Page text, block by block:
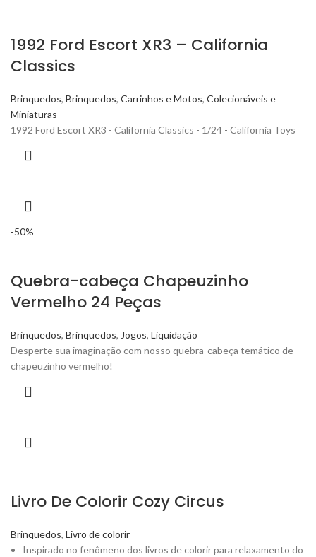
1992 Ford Escort XR3 – California
Classics
Brinquedos, Brinquedos, Carrinhos e Motos, Colecionáveis e
Miniaturas
1992 Ford Escort XR3 - California Classics - 1/24 - California Toys
-50%
Quebra-cabeça Chapeuzinho
Vermelho 24 Peças
Brinquedos, Brinquedos, Jogos, Liquidação
Desperte sua imaginação com nosso quebra-cabeça temático de
chapeuzinho vermelho!
Livro De Colorir Cozy Circus
Brinquedos, Livro de colorir
Inspirado no fenômeno dos livros de colorir para relaxamento do